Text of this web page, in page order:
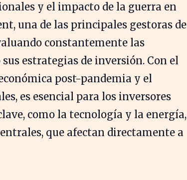
y el impacto de la guerra en
una de las principales gestoras de
constantemente las
estrategias de inversión. Con el
post-pandemia y el
es esencial para los inversores
como la tecnología y la energía,
que afectan directamente a